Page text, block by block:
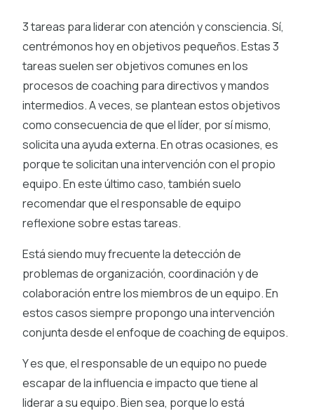
3 tareas para liderar con atención y consciencia. Sí,
centrémonos hoy en objetivos pequeños. Estas 3
tareas suelen ser objetivos comunes en los
procesos de coaching para directivos y mandos
intermedios. A veces, se plantean estos objetivos
como consecuencia de que el líder, por sí mismo,
solicita una ayuda externa. En otras ocasiones, es
porque te solicitan una intervención con el propio
equipo. En este último caso, también suelo
recomendar que el responsable de equipo
reflexione sobre estas tareas.
Está siendo muy frecuente la detección de
problemas de organización, coordinación y de
colaboración entre los miembros de un equipo. En
estos casos siempre propongo una intervención
conjunta desde el enfoque de coaching de equipos.
Y es que, el responsable de un equipo no puede
escapar de la influencia e impacto que tiene al
liderar a su equipo. Bien sea, porque lo está